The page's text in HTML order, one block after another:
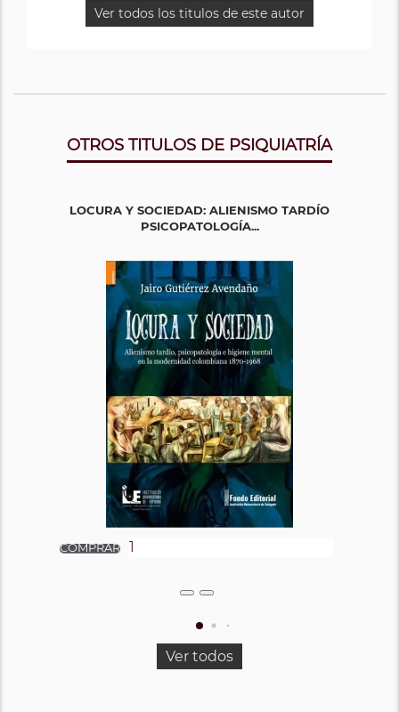
Ver todos los titulos de este autor
OTROS TITULOS DE PSIQUIATRÍA
LOCURA Y SOCIEDAD: ALIENISMO TARDÍO
PSICOPATOLOGÍA...
Ver todos